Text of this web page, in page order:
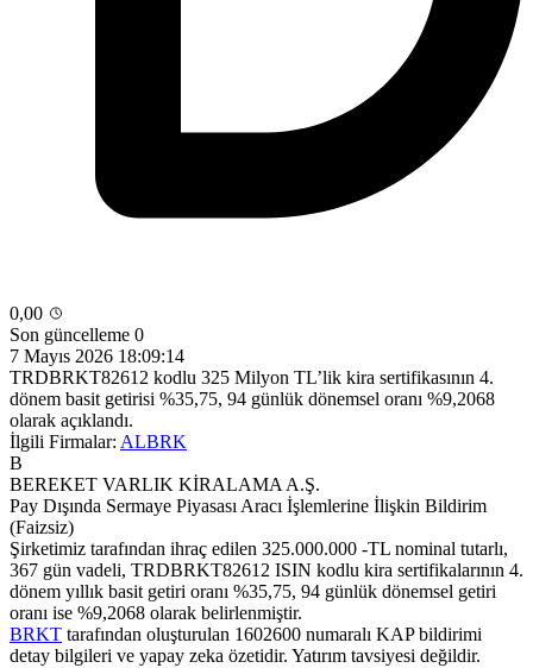
0,00
Son güncelleme 0
7 Mayıs 2026 18:09:14
TRDBRKT82612 kodlu 325 Milyon TL’lik kira sertifikasının 4.
dönem basit getirisi %35,75, 94 günlük dönemsel oranı %9,2068
olarak açıklandı.
İlgili Firmalar: ALBRK
B
BEREKET VARLIK KİRALAMA A.Ş.
Pay Dışında Sermaye Piyasası Aracı İşlemlerine İlişkin Bildirim
(Faizsiz)
Şirketimiz tarafından ihraç edilen 325.000.000 -TL nominal tutarlı,
367 gün vadeli, TRDBRKT82612 ISIN kodlu kira sertifikalarının 4.
dönem yıllık basit getiri oranı %35,75, 94 günlük dönemsel getiri
oranı ise %9,2068 olarak belirlenmiştir.
BRKT tarafından oluşturulan 1602600 numaralı KAP bildirimi
detay bilgileri ve yapay zeka özetidir. Yatırım tavsiyesi değildir.